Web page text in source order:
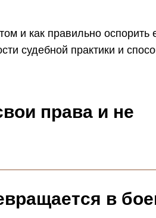
и как правильно оспорить
судебной практики и
права и не
в